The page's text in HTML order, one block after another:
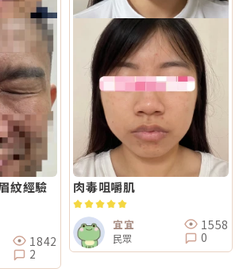
專業檢視膚況，若正處於發炎、乾裂或紅敏期，建
程。Q5：做 Reepot 之後多久可以搭配其他醫美
間恢復，因此若要搭配保濕導入、水光等溫和療
視膚況安排；若是皮秒、飛梭、強效換膚或注射等
至少間隔 4 週再評估。適當的間隔能降低反黑與過
療程效果更穩定。Q6：Reepot 的療程費用大約是
依照治療部位、所需的能量深度、是否搭配其他療
所差異。一般費用多落在一萬至三萬多元之間，但
狀況與療程組合評估後才能確認。建議先安排諮
膚況後提供最適合的治療方案與費用。Q7：
要貼多久？Reepot 治療後會在局部覆蓋人工皮，
並協助屏障修復。人工皮不建議自行撕除，多數人
由醫療人員視膚況協助取下。人工皮脫落後，治療
間逐漸代謝、變淡。斑點帶來的影響，往往不只是
色黯淡、不如以往。隨著醫美技術不斷推陳出新，
素治療帶來更精準、可控的方式，讓除斑不再停留
望這篇文章能幫助你清楚掌握除斑方向與選擇，在
業醫師根據膚況量身評估，找到最適合、安全的改
要提醒大家，醫療並非單純的商業交易，所有的
，作為消費者應該謹慎選擇合適的醫療方案，以確
不要只看價格，更要看療程規劃是否合理電波音波
探頭、發數、施作部位、能量設定與診所規劃影
，但如果只用價格做決定，很容易忽略真正重要的
合你的臉部狀況？同樣是音波，有人需要加強下顎
；同樣是電波，有人重點在眼周細紋，有人重點在
果自然也會不同。所以選療程時，不只要問「多少
什麼儀器？施作哪些部位？大約發數或治療範圍怎
適合這個療程？第三，確認儀器來源、探頭耗材與
量型醫美療程，安全性和儀器來源、探頭耗材、操
前可以確認是否為合法原廠認證儀器、是否使用原
是否由合格專業醫療人員評估與操作。另外，醫師
斷也很重要。因為電波音波不是「能量越強越
厚度、脂肪量、鬆弛程度、臉型比例去調整。過度
可能不自然或效果不如預期。第四，效果需要時
成敗電波和音波都是透過熱能刺激膠原蛋白反應，
效果。部分人術後會先感覺皮膚變緊、輪廓比較
生與重組，通常需要數週到數月慢慢發生。所以做
樣子判斷有沒有用，也不要因為短期內沒有巨大變
入式拉提的特色通常是漸進、自然，而不是突然大
一次療程解決所有老化問題臉部老化不是只有皮膚
蛋白流失、脂肪位移、骨架支撐變弱、皮膚厚度改
波可以改善皮膚緊緻度與膚質，音波可以幫助輪廓
不一定能取代針劑、填充、雷射、手術或其他療
電波音波不是萬能療程，而是抗老規劃中的一部
輯不同。若主要需求為輪廓拉提與緊緻，單極射頻
求；若希望同時兼顧膚質細緻與輕度緊緻，複合式
。效果差異：拉提感、緊緻感、膚質感不一樣1. 拉
「臉部鬆弛」、「下顎線不清楚」或「嘴邊肉變明
常被討論的選項之一。其應用多與輪廓緊緻與鬆弛
眼周與身體的緊緻與平滑需求。2. 膚質感如果你的
「皮膚看起來粗」、「毛孔明顯」、「妝感不服
無雙電波的複合式能量設計相對較符合這類需求。
用於膚質細緻與整體質感提升，因此常被市場定位
波療程。3. 自然度兩者都屬於非侵入式療程，因此
程一樣產生立即的結構性改變，效果多半呈現為漸
果訴求差異在於：鳳凰電波多偏向輪廓線條與緊緻
偏向整體膚質細緻、緊實與光澤感的改善。哪一種
較不痛嗎？疼痛感是很多人選療程時最在意的問
凰電波因為以單極射頻為主，能量感通常會比較明
刺、酸、脹，尤其在骨感較明顯或皮膚較薄的位
電波則因為設計上有SAC智能冷卻系統與RIC即時
，因此為舒適度較高的電波療程。但這裡要講清
覺，舒適也不代表每個人都一樣。疼痛感會受到很
耐痛程度 施作部位 能量設定 是否敷麻 醫師手法
天身體狀態所以比較精準的說法是：無雙電波通常
凰電波能量感通常較明顯。但實際感受仍需依個人
鳳凰電波一定比無雙電波強嗎？不一定。「強」要
果說的是深層拉提、輪廓緊緻，鳳凰電波確實是經
細緻度、毛孔與整體保養感，無雙電波可能更符合
紋經驗
1842
2
肉毒咀嚼肌
宜宜
民眾
1558
0